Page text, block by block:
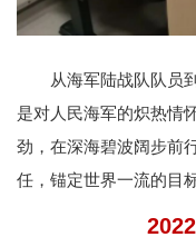
从海军陆战队队员
是对人民海军的炽热情
劲，在深海碧波阔步前
任，锚定世界一流的目